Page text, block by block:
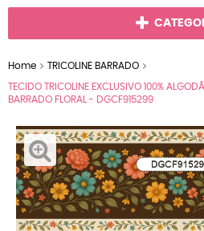
Home TRICOLINE BARRADO
TECIDO TRICOLINE EXCLUSIVO 100%
BARRADO FLORAL - DGCF915299